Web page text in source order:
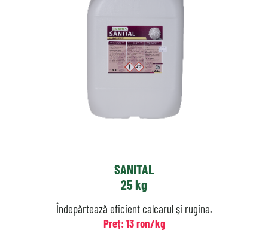
SANITAL
25 kg
Îndepărtează eficient calcarul și rugina.
Preț: 13 ron/kg